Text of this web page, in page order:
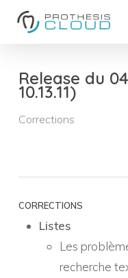
contentRelease du
10.13.11)
Corrections
CORRECTIONS
Listes
Les
recherche